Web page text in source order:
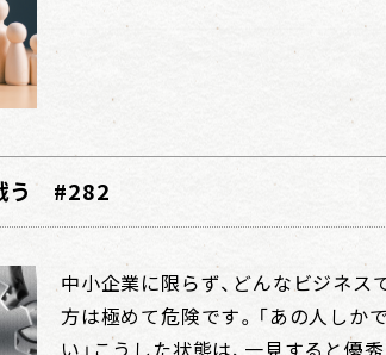
う #282
中小企業に限らず、どんなビジネス
方は極めて危険です。「あの人しか
い」こうした状態は、一見すると優